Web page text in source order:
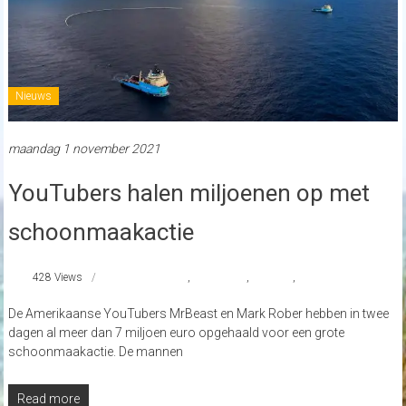
Nieuws
maandag 1 november 2021
YouTubers halen miljoenen op met
schoonmaakactie
428 Views , , ,
De Amerikaanse YouTubers MrBeast en Mark Rober hebben in twee
dagen al meer dan 7 miljoen euro opgehaald voor een grote
schoonmaakactie. De mannen
Read more